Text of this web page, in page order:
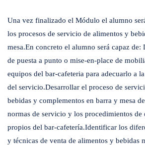
Una vez finalizado el Módulo el alumno
los procesos de servicio de alimentos y
mesa.En concreto el alumno será capaz de:
de puesta a punto o mise-en-place de
equipos del bar-cafeteria para adecuarlo a
del servicio.Desarrollar el proceso de
bebidas y complementos en barra y mesa
normas de servicio y los procedimientos
propios del bar-cafetería.Identificar los
y técnicas de venta de alimentos y bebidas